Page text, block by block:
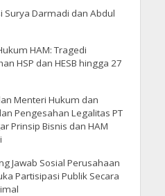
Surya Darmadi dan Abdul
HAM: Tragedi
HSP dan HESB hingga 27
Menteri Hukum dan
Pengesahan Legalitas PT
Prinsip Bisnis dan HAM
Jawab Sosial Perusahaan
Partisipasi Publik Secara